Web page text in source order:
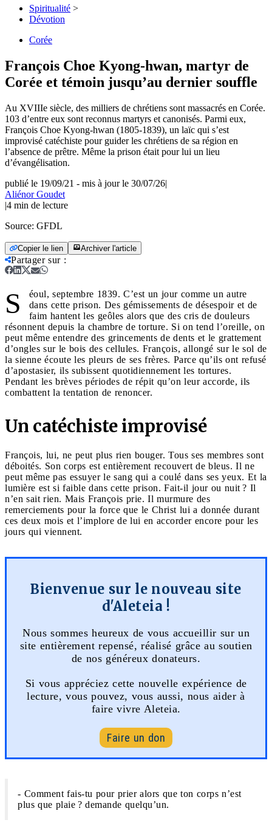
Spiritualité >
Dévotion
Corée
François Choe Kyong-hwan, martyr de
Corée et témoin jusqu’au dernier souffle
Au XVIIIe siècle, des milliers de chrétiens sont massacrés en Corée.
103 d’entre eux sont reconnus martyrs et canonisés. Parmi eux,
François Choe Kyong-hwan (1805-1839), un laïc qui s’est
improvisé catéchiste pour guider les chrétiens de sa région en
l’absence de prêtre. Même la prison était pour lui un lieu
d’évangélisation.
publié le 19/09/21 - mis à jour le 30/07/26|
Aliénor Goudet
|4 min de lecture
Source: GFDL
Copier le lien Archiver l'article
Partager sur:
S
éoul, septembre 1839. C’est un jour comme un autre
dans cette prison. Des gémissements de désespoir et de
faim hantent les geôles alors que des cris de douleurs
résonnent depuis la chambre de torture. Si on tend l’oreille, on
peut même entendre des grincements de dents et le grattement
d’ongles sur le bois des cellules. François, allongé sur le sol de
la sienne écoute les pleurs de ses frères. Parce qu’ils ont refusé
d’apostasier, ils subissent quotidiennement les tortures.
Pendant les brèves périodes de répit qu’on leur accorde, ils
combattent la tentation de renoncer.
Un catéchiste improvisé
François, lui, ne peut plus rien bouger. Tous ses membres sont
déboités. Son corps est entièrement recouvert de bleus. Il ne
peut même pas essuyer le sang qui a coulé dans ses yeux. Et la
lumière est si faible dans cette prison. Fait-il jour ou nuit ? Il
n’en sait rien. Mais François prie. Il murmure des
remerciements pour la force que le Christ lui a donnée durant
ces deux mois et l’implore de lui en accorder encore pour les
jours qui viennent.
Bienvenue sur le nouveau site
d'Aleteia !
Nous sommes heureux de vous accueillir sur un
site entièrement repensé, réalisé grâce au soutien
de nos généreux donateurs.
Si vous appréciez cette nouvelle expérience de
lecture, vous pouvez, vous aussi, nous aider à
faire vivre Aleteia.
Faire un don
- Comment fais-tu pour prier alors que ton corps n’est
plus que plaie ? demande quelqu’un.